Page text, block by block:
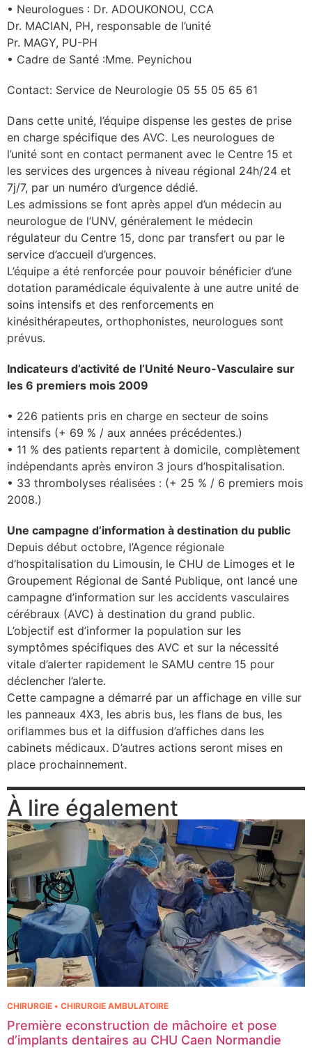
• Neurologues : Dr. ADOUKONOU, CCA
Dr. MACIAN, PH, responsable de l’unité
Pr. MAGY, PU-PH
• Cadre de Santé :Mme. Peynichou
Contact: Service de Neurologie 05 55 05 65 61
Dans cette unité, l’équipe dispense les gestes de prise
en charge spécifique des AVC. Les neurologues de
l’unité sont en contact permanent avec le Centre 15 et
les services des urgences à niveau régional 24h/24 et
7j/7, par un numéro d’urgence dédié.
Les admissions se font après appel d’un médecin au
neurologue de l’UNV, généralement le médecin
régulateur du Centre 15, donc par transfert ou par le
service d’accueil d’urgences.
L’équipe a été renforcée pour pouvoir bénéficier d’une
dotation paramédicale équivalente à une autre unité de
soins intensifs et des renforcements en
kinésithérapeutes, orthophonistes, neurologues sont
prévus.
Indicateurs d’activité de l’Unité Neuro-Vasculaire sur
les 6 premiers mois 2009
• 226 patients pris en charge en secteur de soins
intensifs (+ 69 % / aux années précédentes.)
• 11 % des patients repartent à domicile, complètement
indépendants après environ 3 jours d’hospitalisation.
• 33 thrombolyses réalisées : (+ 25 % / 6 premiers mois
2008.)
Une campagne d’information à destination du public
Depuis début octobre, l’Agence régionale
d’hospitalisation du Limousin, le CHU de Limoges et le
Groupement Régional de Santé Publique, ont lancé une
campagne d’information sur les accidents vasculaires
cérébraux (AVC) à destination du grand public.
L’objectif est d’informer la population sur les
symptômes spécifiques des AVC et sur la nécessité
vitale d’alerter rapidement le SAMU centre 15 pour
déclencher l’alerte.
Cette campagne a démarré par un affichage en ville sur
les panneaux 4X3, les abris bus, les flans de bus, les
oriflammes bus et la diffusion d’affiches dans les
cabinets médicaux. D’autres actions seront mises en
place prochainnement.
À lire également
Première econstruction de mâchoire et pose
d’implants dentaires au CHU Caen Normandie
CHIRURGIE • CHIRURGIE AMBULATOIRE